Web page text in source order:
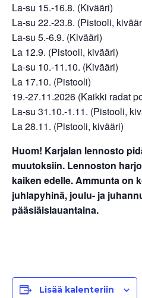
La-su 15.-16.8. (Kivääri)
La-su 22.-23.8. (Pistooli,
La-su 5.-6.9. (Kivääri)
La 12.9. (Pistooli, kivääri)
La-su 10.-11.10. (Kivääri)
La 17.10. (Pistooli)
19.-27.11.2026 (Kaikki radat
La-su 31.10.-1.11. (Pistooli,
La 28.11. (Pistooli, kivääri)
Huom! Karjalan lennosto
muutoksiin. Lennoston
kaiken edelle. Ammunta on
juhlapyhinä, joulu- ja
pääsiäislauantaina.
Lisää kalenteriin